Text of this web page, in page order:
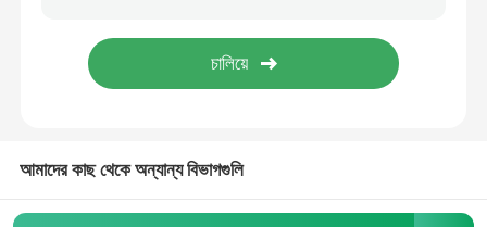
আমাদের কাছ থেকে অন্যান্য বিভাগগুলি